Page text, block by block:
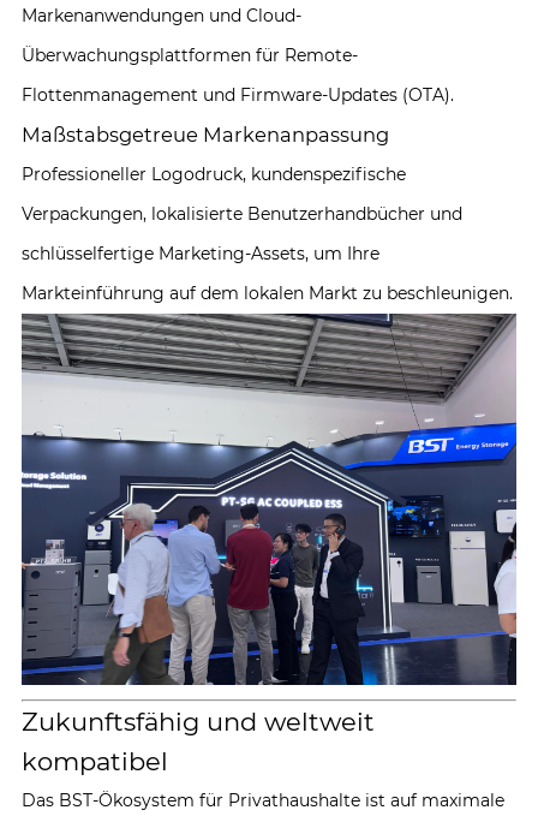
Markenanwendungen und Cloud-
Überwachungsplattformen für Remote-
Flottenmanagement und Firmware-Updates (OTA).
Maßstabsgetreue Markenanpassung
Professioneller Logodruck, kundenspezifische
Verpackungen, lokalisierte Benutzerhandbücher und
schlüsselfertige Marketing-Assets, um Ihre
Markteinführung auf dem lokalen Markt zu beschleunigen.
Zukunftsfähig und weltweit
kompatibel
Das BST-Ökosystem für Privathaushalte ist auf maximale